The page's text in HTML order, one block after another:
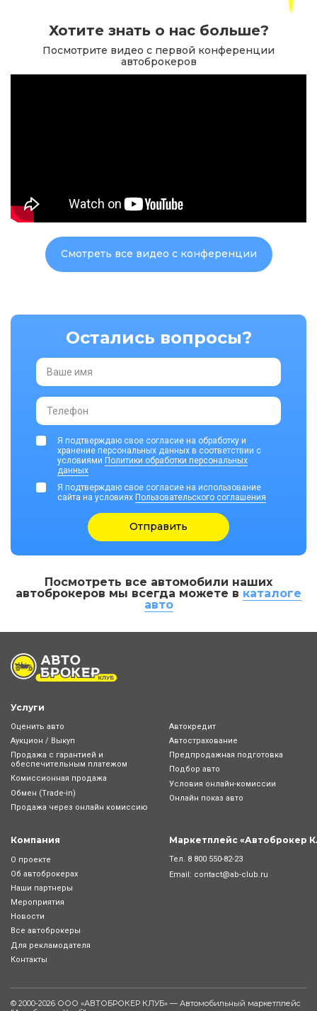
Хотите знать о нас больше?
Посмотрите видео с первой конференции
автоброкеров
Смотреть все видео с конференции
Остались вопросы?
Ваше имя
Телефон
Я подтверждаю свое согласие на обработку и
хранение персональных данных в соответствии с
условиями Политики обработки персональных
данных
Я подтверждаю свое согласие на использование
сайта на условиях Пользовательского соглашения
Отправить
Посмотреть все автомобили наших
автоброкеров мы всегда можете в каталоге
авто
Услуги
Оценить авто
Аукцион / Выкуп
Продажа с гарантией и
обеспечительным платежом
Комиссионная продажа
Обмен (Trade-in)
Продажа через онлайн комиссию
Автокредит
Автострахование
Предпродажная подготовка
Подбор авто
Условия онлайн-комиcсии
Онлайн показ авто
Компания
О проекте
Об автоброкерах
Наши партнеры
Мероприятия
Новости
Все автоброкеры
Для рекламодателя
Контакты
Маркетплейс «Автоброкер
Тел. 8 800 550-82-23
Email: contact@ab-club.ru
© 2000-2026 ООО «АВТОБРОКЕР КЛУБ» — Автомобильный маркетплейс